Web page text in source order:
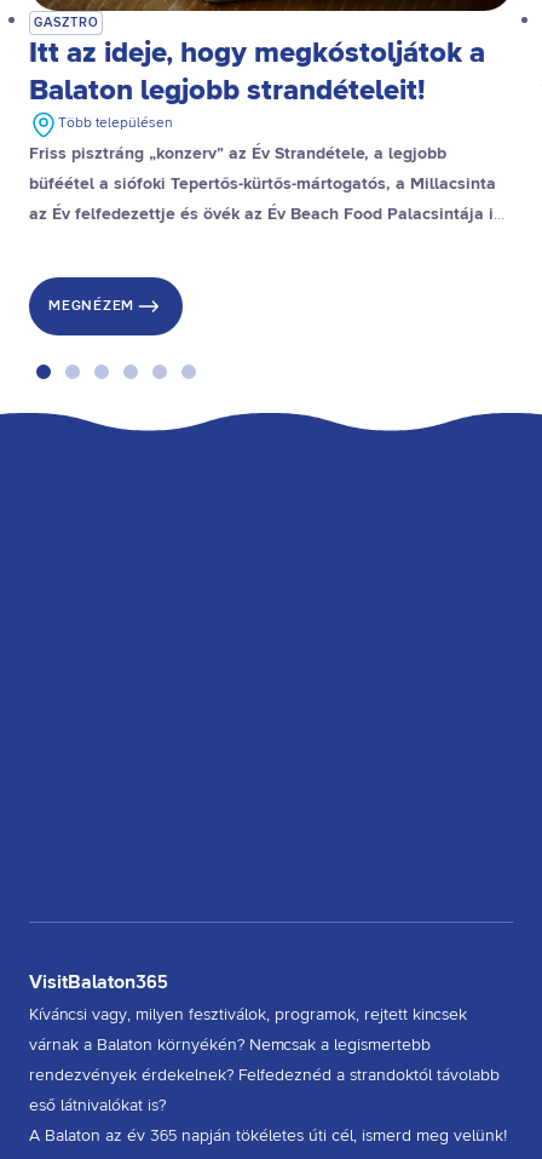
GASZTRO
Itt az ideje, hogy megkóstoljátok a
Balaton legjobb strandételeit!
Több településen
Friss pisztráng „konzerv” az Év Strandétele, a legjobb
büféétel a siófoki Tepertős-kürtős-mártogatós, a Millacsinta
az Év felfedezettje és övék az Év Beach Food Palacsintája is,
MEGNÉZEM
VisitBalaton365
Kíváncsi vagy, milyen fesztiválok, programok, rejtett kincsek
várnak a Balaton környékén? Nemcsak a legismertebb
rendezvények érdekelnek? Felfedeznéd a strandoktól távolabb
eső látnivalókat is?
A Balaton az év 365 napján tökéletes úti cél, ismerd meg velünk!